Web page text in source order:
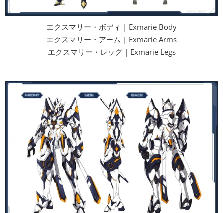
エクスマリー・ボディ | Exmarie Body
エクスマリー・アーム | Exmarie Arms
エクスマリー・レッグ | Exmarie Legs